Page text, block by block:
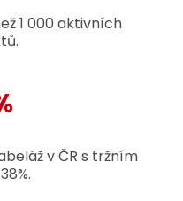
1 000 aktivních
v ČR s tržním